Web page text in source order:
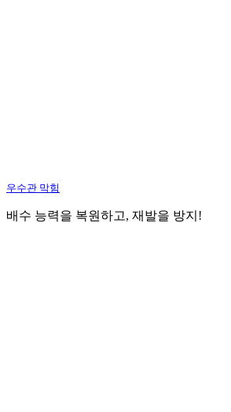
우수관 막힘
배수 능력을 복원하고, 재발을 방지!